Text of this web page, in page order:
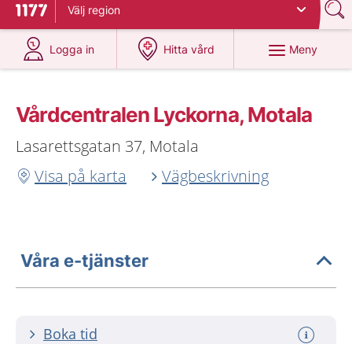
Till startsidan för 1177
Välj region
Logga in
på 1177.se
Hitta vård
på 1177.se
Meny
Vårdcentralen Lyckorna, Motala
Lasarettsgatan 37, Motala
Visa på karta
Vägbeskrivning
Våra e-tjänster
Boka tid